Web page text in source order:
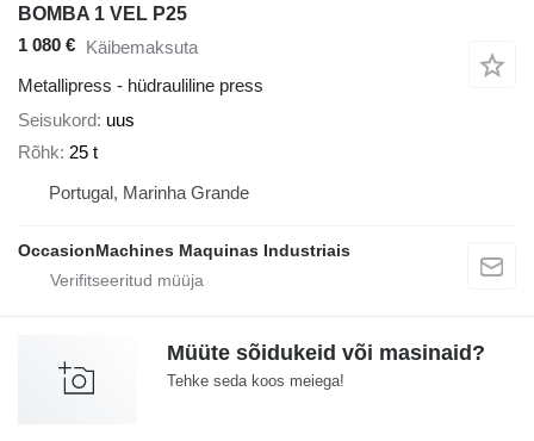
BOMBA 1 VEL P25
1 080 € Käibemaksuta
Metallipress - hüdrauliline press
Seisukord uus
Rõhk 25 t
Portugal, Marinha Grande
OccasionMachines Maquinas Industriais
Müüte sõidukeid või masinaid?
Tehke seda koos meiega!